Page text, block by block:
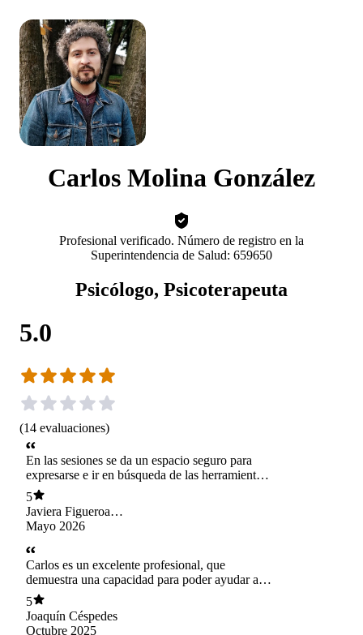
Carlos Molina González
Profesional verificado. Número de registro en la
Superintendencia de Salud: 659650
Psicólogo, Psicoterapeuta
5.0
(14 evaluaciones)
En las sesiones se da un espacio seguro para
expresarse e ir en búsqueda de las herramientas
que una necesita. Desde el comienzo hay
claridad en cuanto a los objetivos que tendrán
las sesiones según los intereses o inquietudes
propias. Además, Carlos reafirma esto en cada
sesión y está atento a resolver cualquier duda
que pueda seguir durante este proceso. Me he
sentido cómoda y he podido notar avances
satisfactorios en el entendimiento de mí misma.
5
Javiera Figueroa
Severino
Mayo 2026
Carlos es un excelente profesional, que
demuestra una capacidad para poder ayudar a
sus pacientes (incluyéndome) de acuerdo a la
necesidad del atendido.
5
Joaquín Céspedes
Octubre 2025